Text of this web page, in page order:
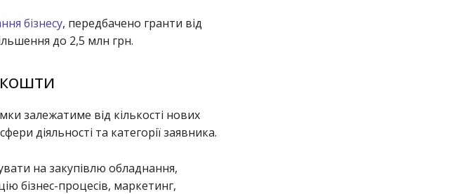
бізнесу, передбачено гранти від
до 2,5 млн грн.
залежатиме від кількості нових
діяльності та категорії заявника.
на закупівлю обладнання,
бізнес-процесів, маркетинг,